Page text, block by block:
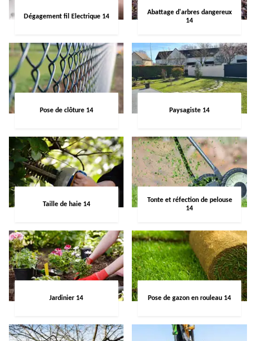
Dégagement fil Electrique 14
Abattage d'arbres dangereux
14
Pose de clôture 14 Paysagiste 14
Taille de haie 14
Tonte et réfection de pelouse
14
Jardinier 14 Pose de gazon en rouleau 14